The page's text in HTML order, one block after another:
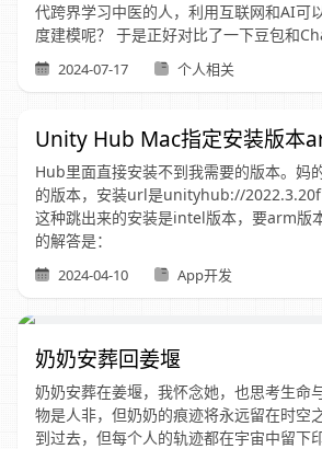
代跨界学习中医的人，利用互联网和AI可
度建模呢？ 于是正好对比了一下豆包和
2024-07-17 个人相关
Unity Hub Mac指定安装版本
Hub里面直接安装不到我需要的版本。妈
的版本，安装url是unityhub://
这种跳出来的安装是intel版本，要arm版
的解答是：
2024-04-10 App开发
奶奶安葬回姜堰
奶奶安葬在姜堰，我怀念她，也思考生命
物是人非，但奶奶的痕迹将永远留在时空
到过去，但每个人的轨迹都在宇宙中留下